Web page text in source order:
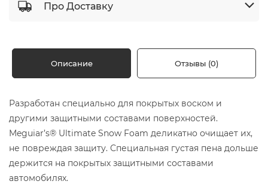
Про Доставку
Описание Отзывы (0)
Разработан специально для покрытых воском и
другими защитными составами поверхностей.
Meguiar’s® Ultimate Snow Foam деликатно очищает их,
не повреждая защиту. Специальная густая пена дольше
держится на покрытых защитными составами
автомобилях.